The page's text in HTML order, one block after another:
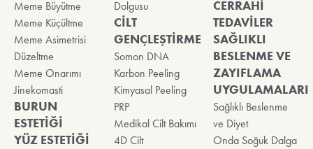
Meme Büyütme
Meme Küçültme
Meme Asimetrisi
Düzeltme
Meme Onarımı
Jinekomasti
BURUN
ESTETİĞİ
YÜZ ESTETİĞİ
Dolgusu
CİLT
GENÇLEŞTİRME
Somon DNA
Karbon Peeling
Kimyasal Peeling
PRP
Medikal Cilt Bakımı
4D Cilt
CERRAHİ
TEDAVİLER
SAĞLIKLI
BESLENME VE
ZAYIFLAMA
UYGULAMALARI
Sağlıklı Beslenme
ve Diyet
Onda Soğuk Dalga